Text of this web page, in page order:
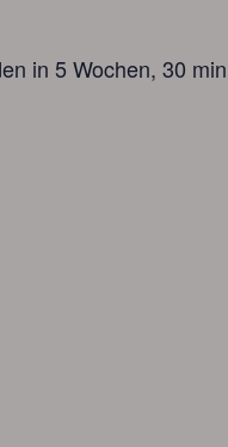
5 Wochen, 30 min.